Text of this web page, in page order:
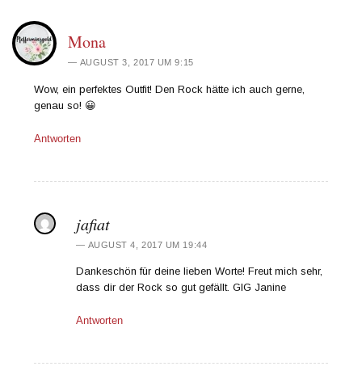
Mona
AUGUST 3, 2017 UM 9:15
Wow, ein perfektes Outfit! Den Rock hätte ich auch gerne,
genau so! 😀
Antworten
jafiat
AUGUST 4, 2017 UM 19:44
Dankeschön für deine lieben Worte! Freut mich sehr,
dass dir der Rock so gut gefällt. GlG Janine
Antworten